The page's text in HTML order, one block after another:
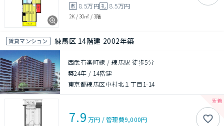
敷 8.5万円礼 8.5万円
2K /30㎡ /3階
賃貸マンション 練馬区 14階建 2002年築
西武有楽町線 / 練馬駅 徒歩5分
築24年 / 14階建
東京都練馬区中村北１丁目1-14
7.9 万円 /管理費9,000円